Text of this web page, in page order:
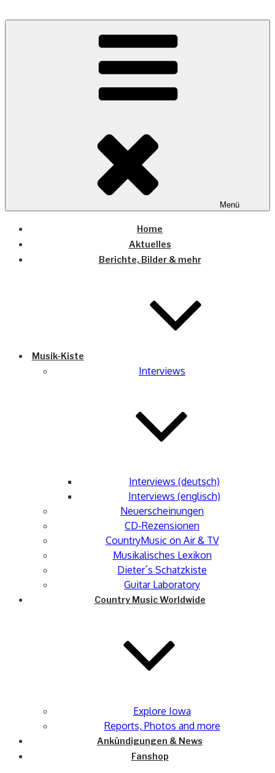
COUNTRYHOME
Wo die (Country-) Musik Zuhause ist
Menü
Home
Aktuelles
Berichte, Bilder & mehr
Musik-Kiste
Interviews
Interviews (deutsch)
Interviews (englisch)
Neuerscheinungen
CD-Rezensionen
CountryMusic on Air & TV
Musikalisches Lexikon
Dieter´s Schatzkiste
Guitar Laboratory
Country Music Worldwide
Explore Iowa
Reports, Photos and more
Ankündigungen & News
Fanshop